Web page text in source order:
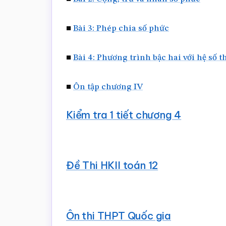
■ Bài 3: Phép chia số phức
■ Bài 4: Phương trình bậc hai với hệ số
■ Ôn tập chương IV
Kiểm tra 1 tiết chương 4
Đề Thi HKII toán 12
Ôn thi THPT Quốc gia